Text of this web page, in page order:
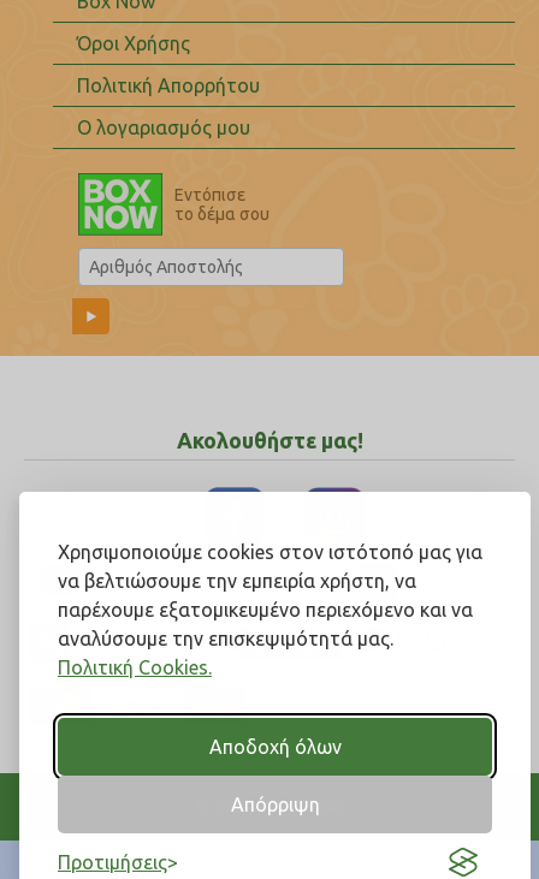
Χρησιμοποιούμε cookies στον ιστότοπό μας για
να βελτιώσουμε την εμπειρία χρήστη, να
παρέχουμε εξατομικευμένο περιεχόμενο και να
αναλύσουμε την επισκεψιμότητά μας.
Πολιτική Cookies.
Αποδοχή όλων
Απόρριψη
Προτιμήσεις
Όροι Χρήσης
Πολιτική Απορρήτου
Ο λογαριασμός μου
Εντόπισε
το δέμα σου
Ακολουθήστε μας!
© 2004-2026 Pet4u